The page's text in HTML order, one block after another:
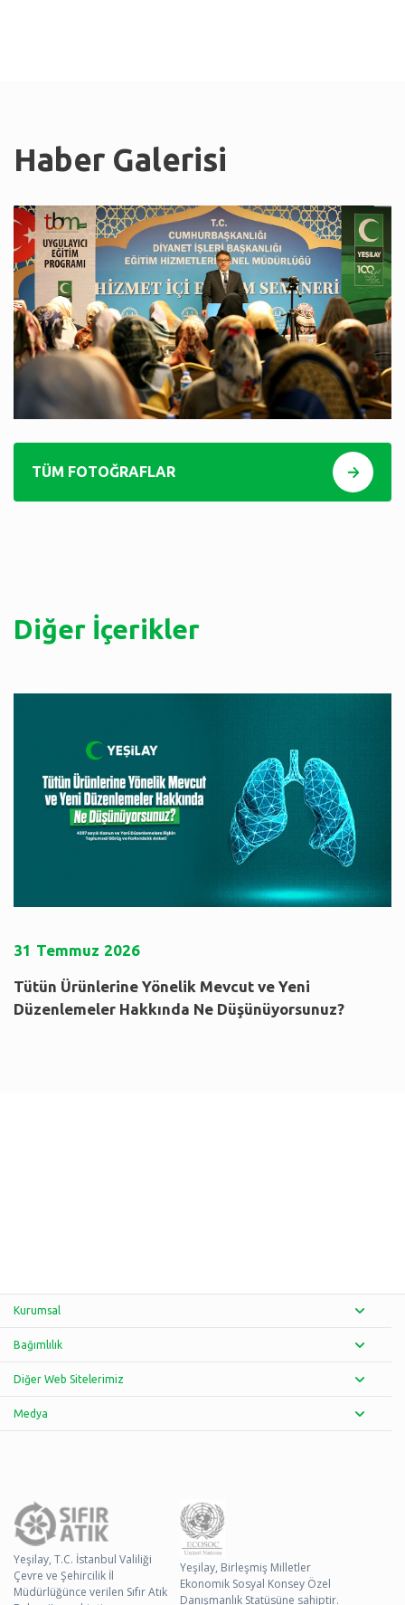
Haber Galerisi
TÜM FOTOĞRAFLAR
Diğer İçerikler
31 Temmuz 2026
Tütün Ürünlerine Yönelik Mevcut ve Yeni
Düzenlemeler Hakkında Ne Düşünüyorsunuz?
Kurumsal
Bağımlılık
Diğer Web Sitelerimiz
Medya
Yeşilay, T.C. İstanbul Valiliği
Çevre ve Şehircilik İl
Müdürlüğünce verilen Sıfır Atık
Yeşilay, Birleşmiş Milletler
Ekonomik Sosyal Konsey Özel
Danışmanlık Statüsüne sahiptir.